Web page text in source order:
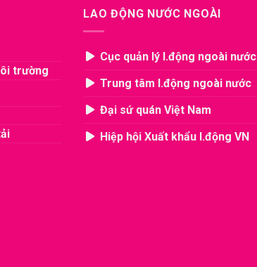
trường
LAO ĐỘNG NƯỚC NGOÀI
Cục quản lý l.động ngoài nước
Trung tâm l.động ngoài nước
Đại sứ quán Việt Nam
Hiệp hội Xuất khẩu l.động VN